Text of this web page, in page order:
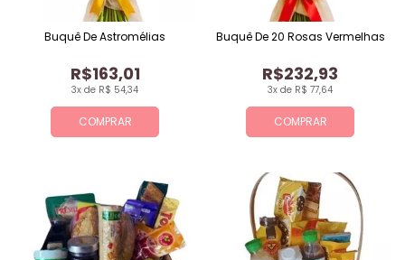
COMPRAR
3x de R$ 54,34
R$163,01
Buquê De Astromélias
COMPRAR
3x de R$ 77,64
R$232,93
Buquê De 20 Rosas Vermelhas